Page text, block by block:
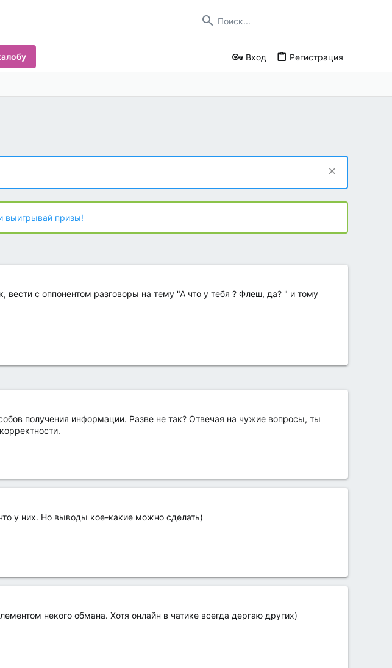
Вход Регистрация
выигрывай призы!
с оппонентом разговоры на тему "А что у тебя ? Флеш, да? " и тому
получения информации. Разве не так? Отвечая на чужие вопросы, ты
у них. Но выводы кое-какие можно сделать)
некого обмана. Хотя онлайн в чатике всегда дергаю других)